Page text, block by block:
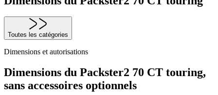
Toutes les catégories
Dimensions et autorisations
Dimensions du Packster2 70 CT touring,
sans accessoires optionnels